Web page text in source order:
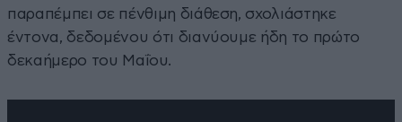
παραπέμπει σε πένθιμη διάθεση, σχολιάστηκε
έντονα, δεδομένου ότι διανύουμε ήδη το πρώτο
δεκαήμερο του Μαΐου.